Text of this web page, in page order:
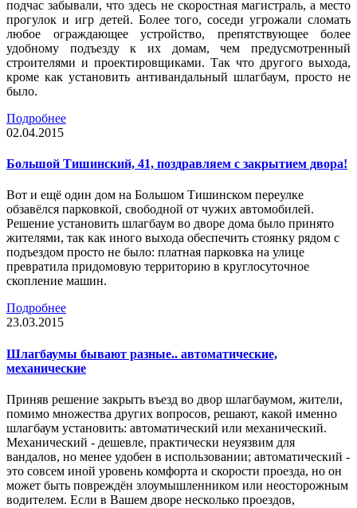
подчас забывали, что здесь не скоростная магистраль, а место
прогулок и игр детей. Более того, соседи угрожали сломать
любое ограждающее устройство, препятствующее более
удобному подъезду к их домам, чем предусмотренный
строителями и проектировщиками. Так что другого выхода,
кроме как установить антивандальный шлагбаум, просто не
было.
Подробнее
02.04.2015
Большой Тишинский, 41, поздравляем с закрытием двора!
Вот и ещё один дом на Большом Тишинском переулке
обзавёлся парковкой, свободной от чужих автомобилей.
Решение установить шлагбаум во дворе дома было принято
жителями, так как иного выхода обеспечить стоянку рядом с
подъездом просто не было: платная парковка на улице
превратила придомовую территорию в круглосуточное
скопление машин.
Подробнее
23.03.2015
Шлагбаумы бывают разные.. автоматические,
механические
Приняв решение закрыть въезд во двор шлагбаумом, жители,
помимо множества других вопросов, решают, какой именно
шлагбаум установить: автоматический или механический.
Механический - дешевле, практически неуязвим для
вандалов, но менее удобен в использовании; автоматический -
это совсем иной уровень комфорта и скорости проезда, но он
может быть повреждён злоумышленником или неосторожным
водителем. Если в Вашем дворе несколько проездов,